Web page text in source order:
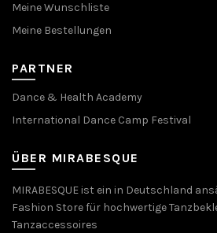
Meine Wunschliste
Meine Bestellungen
PARTNER
Dance & Health Academy
International Dance Camp Festival
ÜBER MIRABESQUE
MIRABESQUE ist ein in Deutschland
Fashion Store für hochwertige
Tanzaccessoires